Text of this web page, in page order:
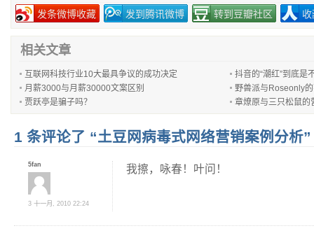
发条微博收藏 发到腾讯微博 转到豆瓣社区
相关文章
互联网科技行业10大最具争议的成功决定
抖音的“潮红”到底是
月薪3000与月薪30000文案区别
野兽派与Roseonly
贾跃亭是骗子吗？
章燎原与三只松鼠的
1 条评论了 “土豆网病毒式网络营销案例分析”
5fan
3 十一月, 2010 22:24
我擦，咏春！叶问！